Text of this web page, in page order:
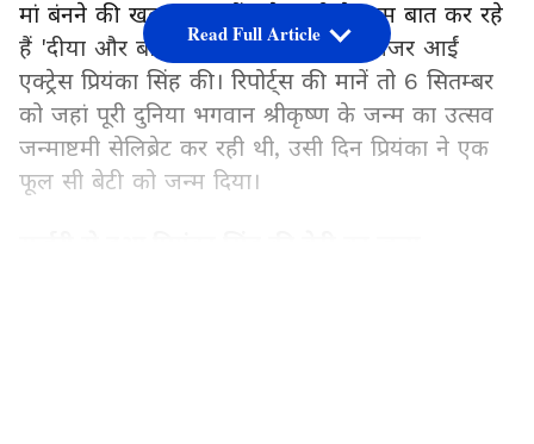
मां बंनने की खबर कुछ चौंकाने वाली है। हम बात कर रहे
हैं 'दीया और बाती हम' जैसे सीरियल्स में नजर आईं
एक्ट्रेस प्रियंका सिंह की। रिपोर्ट्स की मानें तो 6 सितम्बर
को जहां पूरी दुनिया भगवान श्रीकृष्ण के जन्म का उत्सव
जन्माष्टमी सेलिब्रेट कर रही थी, उसी दिन प्रियंका ने एक
फूल सी बेटी को जन्म दिया।
Read Full Article